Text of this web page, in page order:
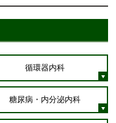
循環器内科
糖尿病・内分泌内科